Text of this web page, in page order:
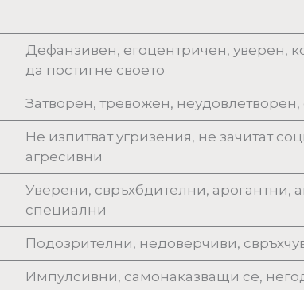
Дефанзивен, егоцентричен, уверен,
да постигне своето
Затворен, тревожен, неудовлетворен,
Не изпитват угризения, не зачитат
агресивни
Уверени, свръхбдителни, арогантни,
специални
Подозрителни, недоверчиви,
Импулсивни, самонаказващи се,